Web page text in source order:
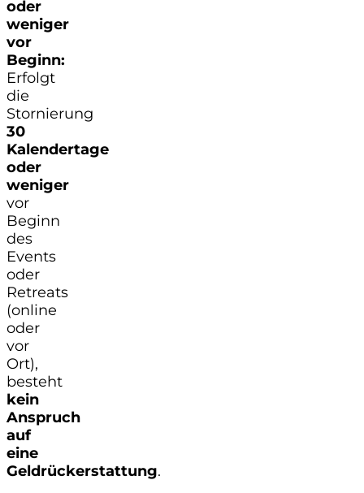
oder
weniger
vor
Beginn:
Erfolgt
die
Stornierung
30
Kalendertage
oder
weniger
vor
Beginn
des
Events
oder
Retreats
(online
oder
vor
Ort),
besteht
kein
Anspruch
auf
eine
Geldrückerstattung.